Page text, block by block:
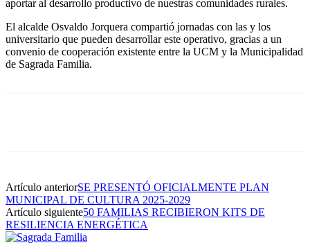
aportar al desarrollo productivo de nuestras comunidades rurales.
El alcalde Osvaldo Jorquera compartió jornadas con las y los
universitario que pueden desarrollar este operativo, gracias a un
convenio de cooperación existente entre la UCM y la Municipalidad
de Sagrada Familia.
Artículo anteriorSE PRESENTÓ OFICIALMENTE PLAN
MUNICIPAL DE CULTURA 2025-2029
Artículo siguiente50 FAMILIAS RECIBIERON KITS DE
RESILIENCIA ENERGÉTICA